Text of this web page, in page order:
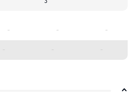
- - -
- - -